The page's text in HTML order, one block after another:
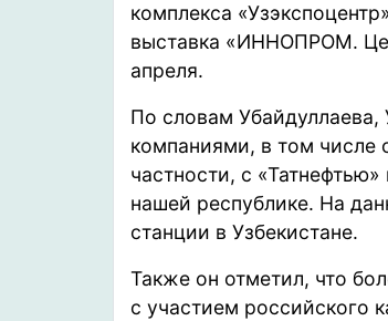
комплекса «Узэкспоцентр»
выставка «ИННОПРОМ.
апреля.
По словам Убайдуллаева,
компаниями, в том числе
частности, с
нашей республике. На
станции в Узбекистане.
Также он отметил, что
с участием российского